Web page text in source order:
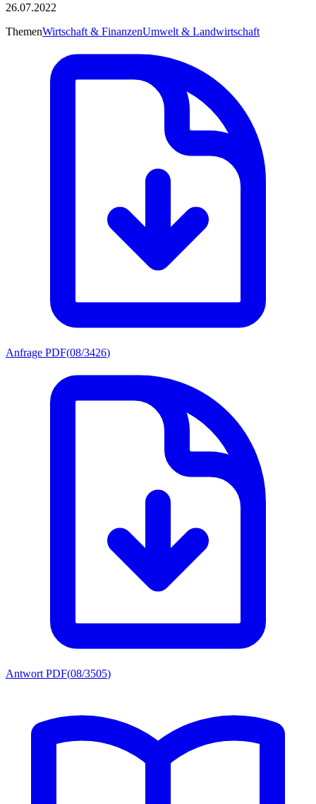
26.07.2022
ThemenWirtschaft & FinanzenUmwelt & Landwirtschaft
Anfrage PDF(08/3426)
Antwort PDF(08/3505)